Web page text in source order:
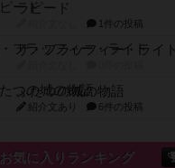
ラピード
1件の投稿
ザ・フラッフィー・ライト
ふたつの城の物語
紹介文あり 6件の投稿
お気に入りランキング